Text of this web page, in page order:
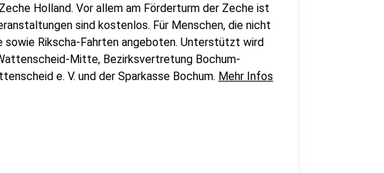
Holland. Vor allem am Förderturm der Zeche ist
sind kostenlos. Für Menschen, die nicht
sowie Rikscha-Fahrten angeboten. Unterstützt wird
Mitte, Bezirksvertretung Bochum-
e. V. und der Sparkasse Bochum. Mehr Infos